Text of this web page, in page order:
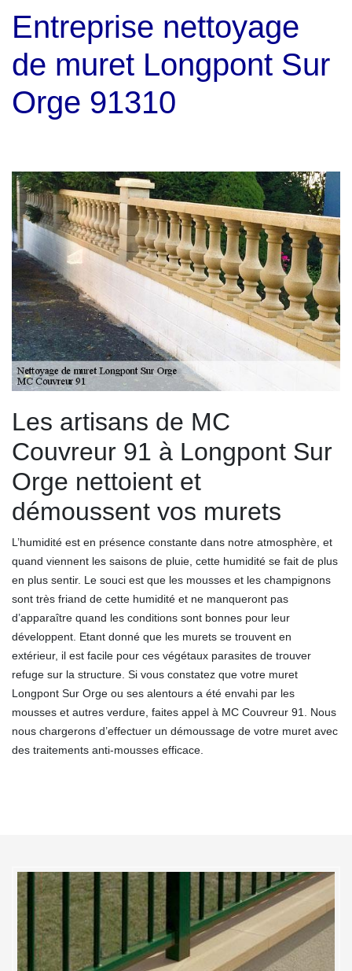
Entreprise nettoyage
de muret Longpont Sur
Orge 91310
Les artisans de MC
Couvreur 91 à Longpont Sur
Orge nettoient et
démoussent vos murets
L’humidité est en présence constante dans notre atmosphère, et
quand viennent les saisons de pluie, cette humidité se fait de plus
en plus sentir. Le souci est que les mousses et les champignons
sont très friand de cette humidité et ne manqueront pas
d’apparaître quand les conditions sont bonnes pour leur
développent. Etant donné que les murets se trouvent en
extérieur, il est facile pour ces végétaux parasites de trouver
refuge sur la structure. Si vous constatez que votre muret
Longpont Sur Orge ou ses alentours a été envahi par les
mousses et autres verdure, faites appel à MC Couvreur 91. Nous
nous chargerons d’effectuer un démoussage de votre muret avec
des traitements anti-mousses efficace.